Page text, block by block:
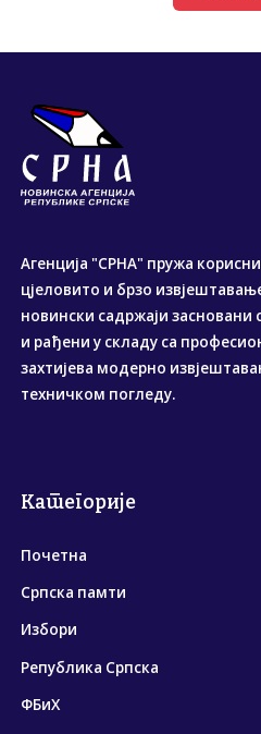
Агенција "СРНА" пружа
цјеловито и брзо
новински садржаји
и рађени у складу са
захтијева модерно
техничком погледу.
Категорије
Почетна
Српска памти
Избори
Република Српска
ФБиХ